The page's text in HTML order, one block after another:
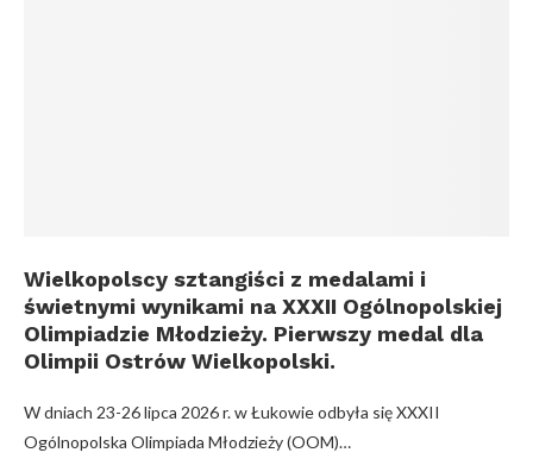
Wielkopolscy sztangiści z medalami i
świetnymi wynikami na XXXII Ogólnopolskiej
Olimpiadzie Młodzieży. Pierwszy medal dla
Olimpii Ostrów Wielkopolski.
W dniach 23-26 lipca 2026 r. w Łukowie odbyła się XXXII
Ogólnopolska Olimpiada Młodzieży (OOM)…